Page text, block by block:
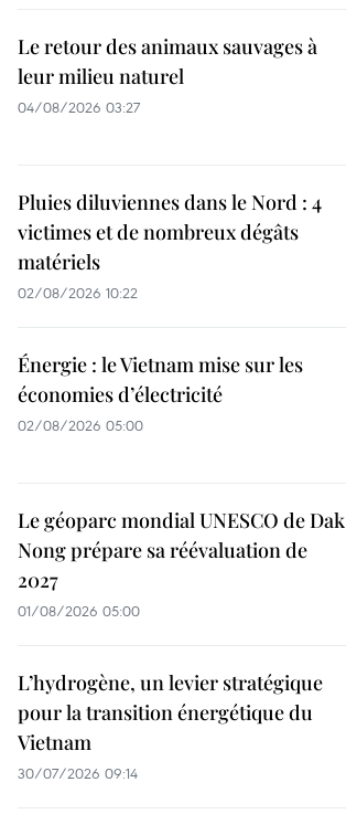
Le retour des animaux sauvages à
leur milieu naturel
04/08/2026 03:27
Pluies diluviennes dans le Nord : 4
victimes et de nombreux dégâts
matériels
02/08/2026 10:22
Énergie : le Vietnam mise sur les
économies d’électricité
02/08/2026 05:00
Le géoparc mondial UNESCO de Dak
Nong prépare sa réévaluation de
2027
01/08/2026 05:00
L’hydrogène, un levier stratégique
pour la transition énergétique du
Vietnam
30/07/2026 09:14